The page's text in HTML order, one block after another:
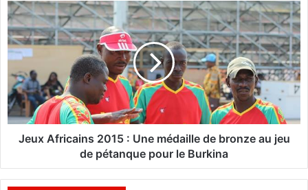
l
e
i
v
o
r
i
e
:
J
e
u
x
f
r
i
c
n
s
Jeux Africains 2015 : Une médaille de bronze au jeu
de pétanque pour le Burkina